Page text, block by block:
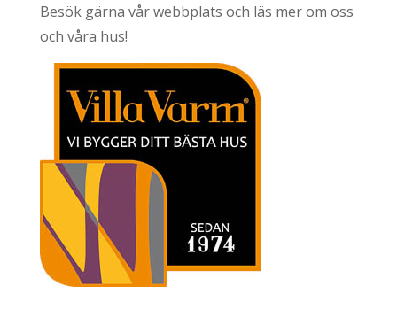
Besök gärna vår webbplats och läs mer om oss
och våra hus!